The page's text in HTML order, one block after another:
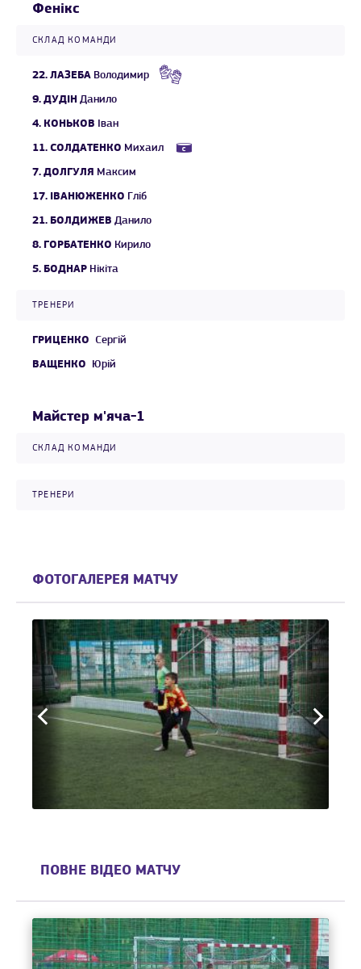
Фенікс
СКЛАД КОМАНДИ
22. ЛАЗЕБА Володимир
9. ДУДІН Данило
4. КОНЬКОВ Іван
11. СОЛДАТЕНКО Михаил
7. ДОЛГУЛЯ Максим
17.
ІВАНЮЖЕНКО Гліб
21. БОЛДИЖЕВ Данило
8. ГОРБАТЕНКО Кирило
5. БОДНАР Нікіта
ТРЕНЕРИ
ГРИЦЕНКО Сергій
ВАЩЕНКО
Юрій
Майстер м'яча-1
СКЛАД КОМАНДИ
ТРЕНЕРИ
ФОТОГАЛЕРЕЯ МАТЧУ
ПОВНЕ ВІДЕО МАТЧУ